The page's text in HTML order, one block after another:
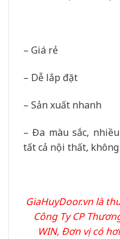
– Giá rẻ
– Dễ lắp đặt
– Sản xuất nhanh
– Đa màu sắc,
tất cả nội thất, không
GiaHuyDoor.vnlà
Công Ty CP
WIN, Đơn vị có